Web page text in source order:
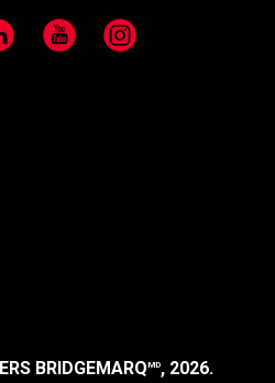
YouTube Instagram
BRIDGEMARQMD, 2026.